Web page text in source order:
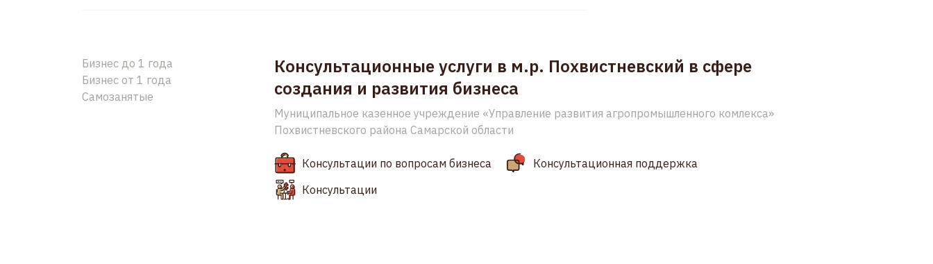
Бизнес до 1 года
Бизнес от 1 года
Самозанятые
Консультационные услуги в м.р. Похвистневский в сфере
создания и развития бизнеса
Муниципальное казенное учреждение «Управление развития агропромышленного комлекса»
Похвистневского района Самарской области
Консультации по вопросам бизнеса
Консультационная поддержка
Консультации